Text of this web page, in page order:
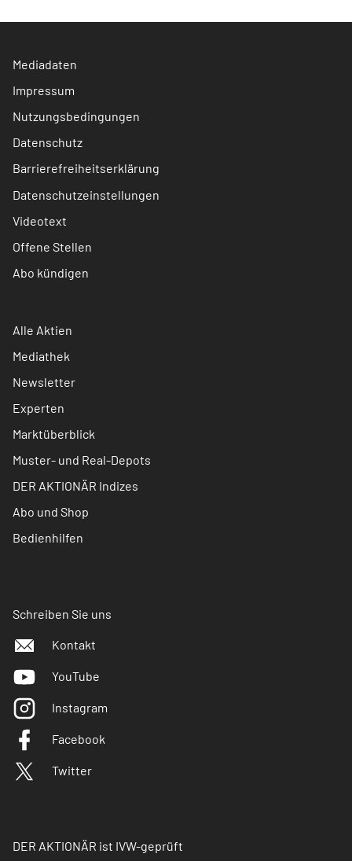
Mediadaten
Impressum
Nutzungsbedingungen
Datenschutz
Barrierefreiheitserklärung
Datenschutzeinstellungen
Videotext
Offene Stellen
Abo kündigen
Alle Aktien
Mediathek
Newsletter
Experten
Marktüberblick
Muster- und Real-Depots
DER AKTIONÄR Indizes
Abo und Shop
Bedienhilfen
Schreiben Sie uns
Kontakt
YouTube
Instagram
Facebook
Twitter
DER AKTIONÄR ist IVW-geprüft